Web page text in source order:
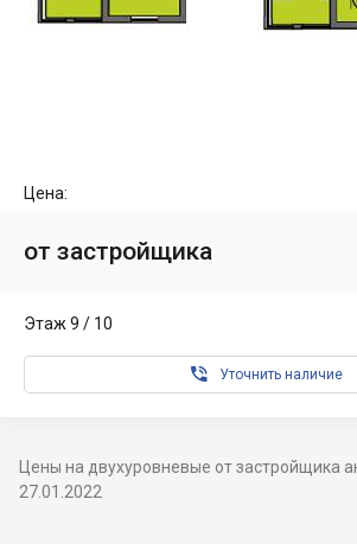
Цена:
от застройщика
Этаж 9 / 10
 Уточнить наличие
Цены на двухуровневые от застройщика
27.01.2022